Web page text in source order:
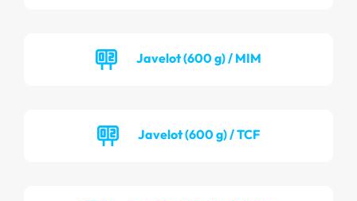
Javelot (600 g) / MIM
Javelot (600 g) / TCF